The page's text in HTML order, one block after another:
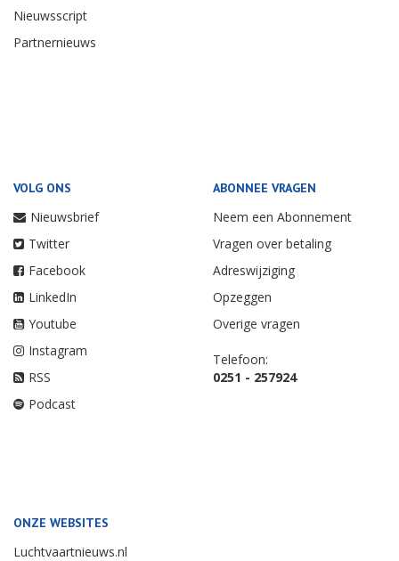
Nieuwsscript
Partnernieuws
VOLG ONS
Nieuwsbrief
Twitter
Facebook
LinkedIn
Youtube
Instagram
RSS
Podcast
ABONNEE VRAGEN
Neem een Abonnement
Vragen over betaling
Adreswijziging
Opzeggen
Overige vragen
Telefoon:
0251 - 257924
ONZE WEBSITES
Luchtvaartnieuws.nl